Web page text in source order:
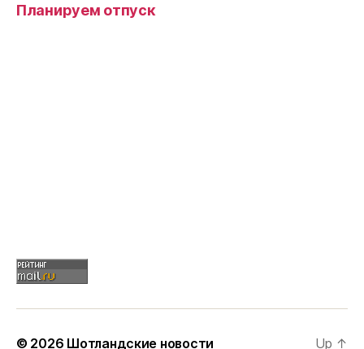
Планируем отпуск
© 2026 Шотландские новости Up ↑